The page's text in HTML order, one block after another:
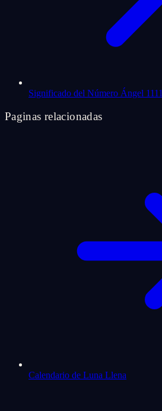
Significado del Número Ángel 1111
Paginas relacionadas
Calendario de Luna Llena